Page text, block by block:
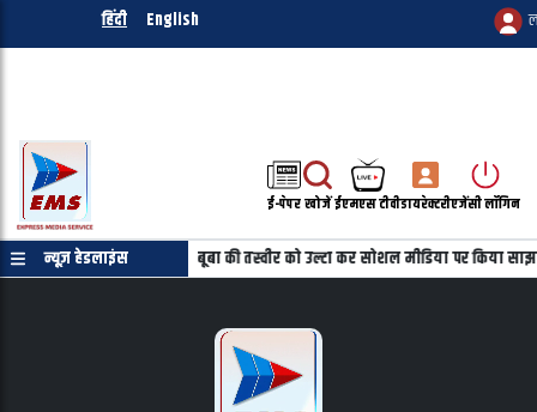
हिंदी English
ई-पेपरखोजेंईएमएस टीवीडायरेक्टरीएजेंसी लॉगिन
न्यूज़ हेडलाइंस
की जरुरत नहीं महबूबा की तस्वीर को उल्टा कर सोशल मीडिया पर किया साझा